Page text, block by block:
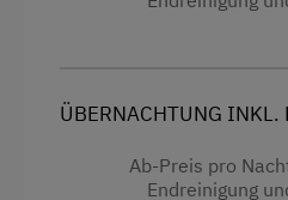
Diskothek
Einstellmöglichkeit für
Toaster
Küche
ÜBERNACHTUNG INKL.
Ab-Preis pro
Endreinigung